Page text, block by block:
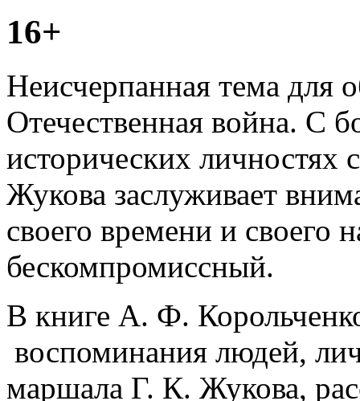
16+
Неисчерпанная тема для
Отечественная война. С
исторических личностях
Жукова заслуживает
своего времени и своего
бескомпромиссный.
В книге А. Ф.
воспоминания людей,
маршала Г. К. Жукова,